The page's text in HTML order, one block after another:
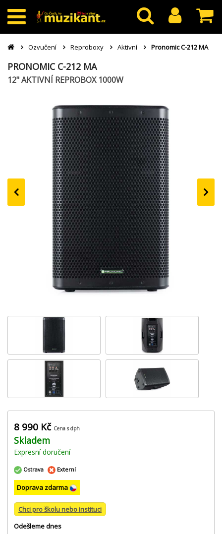
Ozvučení Reproboxy Aktivní Pronomic C-212 MA
PRONOMIC C-212 MA
12" AKTIVNÍ REPROBOX 1000W
8 990 Kč Cena s dph
Skladem
Expresní doručení
Ostrava Externí
Doprava zdarma
Chci pro školu nebo instituci
Odešleme dnes